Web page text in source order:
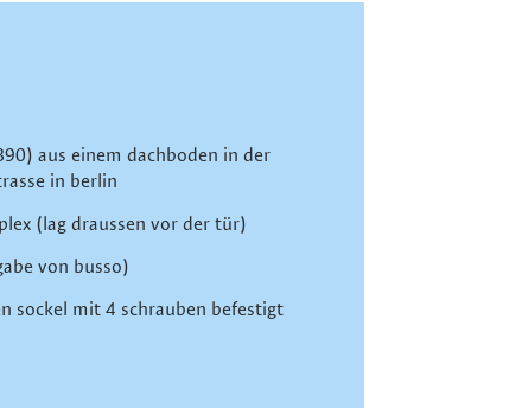
aus einem dachboden in der
in berlin
(lag draussen vor der tür)
von busso)
sockel mit 4 schrauben befestigt